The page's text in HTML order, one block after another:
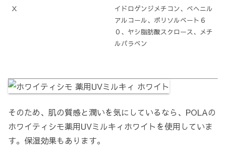
Ｘ
イドロゲンジメチコン、ベヘニル
アルコール、ポリソルベート６
０、ヤシ脂肪酸スクロース、メチ
ルパラベン
そのため、肌の質感と潤いを気にしているなら、POLAの
ホワイティシモ薬用UVミルキィホワイトを使用していま
す。保湿効果もあります。